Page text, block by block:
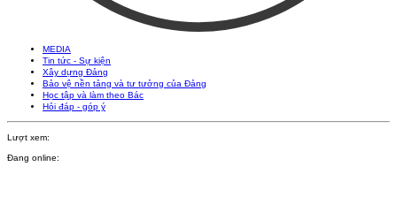
MEDIA
Tin tức - Sự kiện
Xây dựng Đảng
Bảo vệ nền tảng và tư tưởng của Đảng
Học tập và làm theo Bác
Hỏi đáp - góp ý
Lượt xem:
Đang online: